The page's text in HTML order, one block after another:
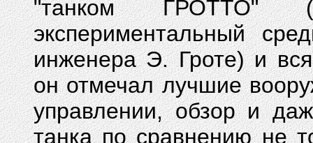
"танком ГРОТТО"
экспериментальный
инженера Э. Гроте) и
он отмечал лучшие
управлении, обзор и
танка по сравнению не